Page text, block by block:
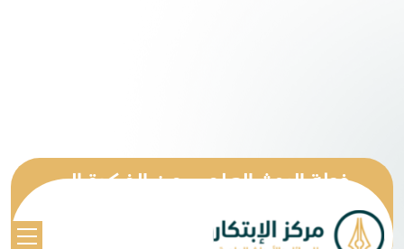
خطة البحث العلمي من الفكرة إلى
كباحث مبتدئ أو محترف